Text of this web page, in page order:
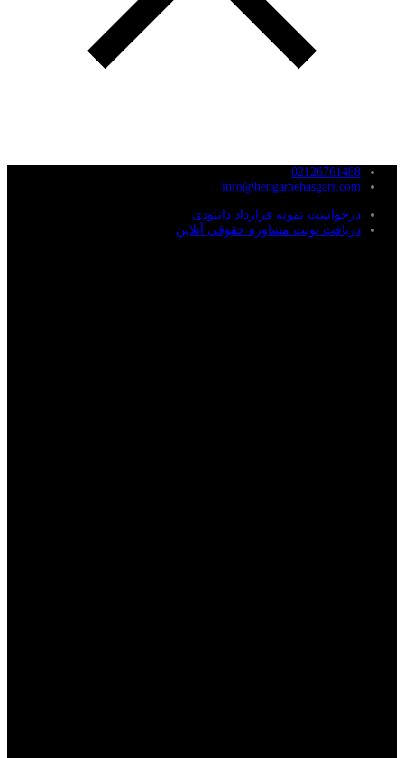
02126761488
info@hengamehasgari.com
درخواست نمونه قرارداد دانلودی
دریافت نوبت مشاوره حقوقی آنلاین